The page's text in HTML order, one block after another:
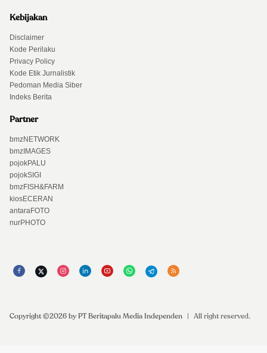
Kebijakan
Disclaimer
Kode Perilaku
Privacy Policy
Kode Etik Jurnalistik
Pedoman Media Siber
Indeks Berita
Partner
bmzNETWORK
bmzIMAGES
pojokPALU
pojokSIGI
bmzFISH&FARM
kiosECERAN
antaraFOTO
nurPHOTO
Copyright ©2026 by PT Beritapalu Media Independen All right reserved.